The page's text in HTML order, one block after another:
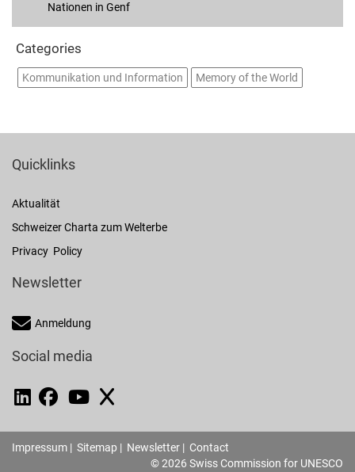
Nationen in Genf
Categories
Kommunikation und Information Memory of the World
Quicklinks
Aktualität
Schweizer Charta zum Welterbe
Privacy Policy
Newsletter
Anmeldung
Social media
Impressum | Sitemap | Newsletter | Contact
© 2026 Swiss Commission for UNESCO